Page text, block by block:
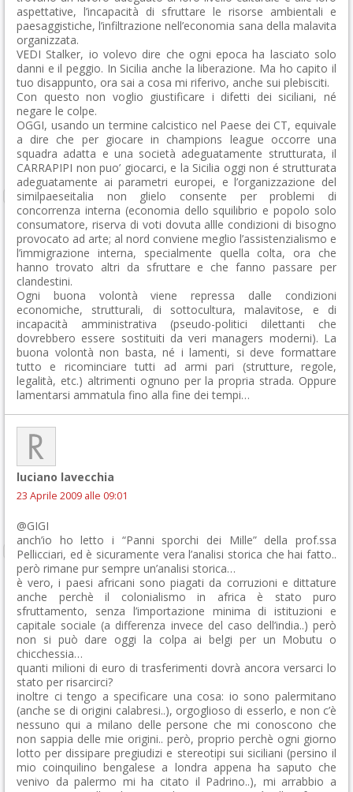
aspettative, l’incapacità di sfruttare le risorse ambientali e
paesaggistiche, l’infiltrazione nell’economia sana della malavita
organizzata.
VEDI Stalker, io volevo dire che ogni epoca ha lasciato solo
danni e il peggio. In Sicilia anche la liberazione. Ma ho capito il
tuo disappunto, ora sai a cosa mi riferivo, anche sui plebisciti.
Con questo non voglio giustificare i difetti dei siciliani, né
negare le colpe.
OGGI, usando un termine calcistico nel Paese dei CT, equivale
a dire che per giocare in champions league occorre una
squadra adatta e una società adeguatamente strutturata, il
CARRAPIPI non puo’ giocarci, e la Sicilia oggi non é strutturata
adeguatamente ai parametri europei, e l’organizzazione del
similpaeseitalia non glielo consente per problemi di
concorrenza interna (economia dello squilibrio e popolo solo
consumatore, riserva di voti dovuta allle condizioni di bisogno
provocato ad arte; al nord conviene meglio l’assistenzialismo e
l’immigrazione interna, specialmente quella colta, ora che
hanno trovato altri da sfruttare e che fanno passare per
clandestini.
Ogni buona volontà viene repressa dalle condizioni
economiche, strutturali, di sottocultura, malavitose, e di
incapacità amministrativa (pseudo-politici dilettanti che
dovrebbero essere sostituiti da veri managers moderni). La
buona volontà non basta, né i lamenti, si deve formattare
tutto e ricominciare tutti ad armi pari (strutture, regole,
legalità, etc.) altrimenti ognuno per la propria strada. Oppure
lamentarsi ammatula fino alla fine dei tempi…
luciano lavecchia
23 Aprile 2009 alle 09:01
@GIGI
anch’io ho letto i “Panni sporchi dei Mille” della prof.ssa
Pellicciari, ed è sicuramente vera l’analisi storica che hai fatto..
però rimane pur sempre un’analisi storica…
è vero, i paesi africani sono piagati da corruzioni e dittature
anche perchè il colonialismo in africa è stato puro
sfruttamento, senza l’importazione minima di istituzioni e
capitale sociale (a differenza invece del caso dell’india..) però
non si può dare oggi la colpa ai belgi per un Mobutu o
chicchessia…
quanti milioni di euro di trasferimenti dovrà ancora versarci lo
stato per risarcirci?
inoltre ci tengo a specificare una cosa: io sono palermitano
(anche se di origini calabresi..), orgoglioso di esserlo, e non c’è
nessuno qui a milano delle persone che mi conoscono che
non sappia delle mie origini.. però, proprio perchè ogni giorno
lotto per dissipare pregiudizi e stereotipi sui siciliani (persino il
mio coinquilino bengalese a londra appena ha saputo che
venivo da palermo mi ha citato il Padrino..), mi arrabbio a